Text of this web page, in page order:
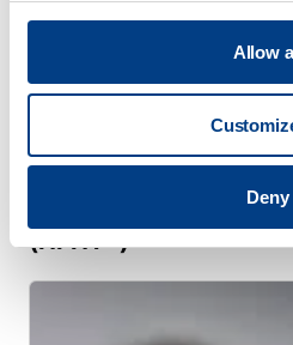
Allow
Deny
Reducción de la
tratamiento por calor
(HPHT™)